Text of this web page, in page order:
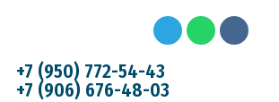
+7 (950) 772-54-43
+7 (906) 676-48-03